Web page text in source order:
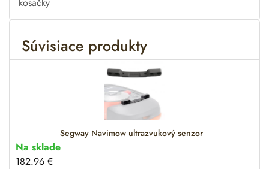
e
n
a
Súvisiace produkty
Segway Navimow ultrazvukový senzor
Na sklade
182.96 €